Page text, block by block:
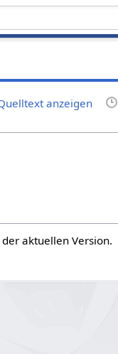
anzeigen
aktuellen Version.